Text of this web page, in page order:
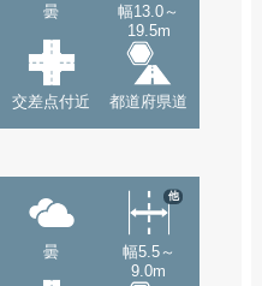
曇
幅13.0～
19.5m
交差点付近 都道府県道
曇
幅5.5～
9.0m
他